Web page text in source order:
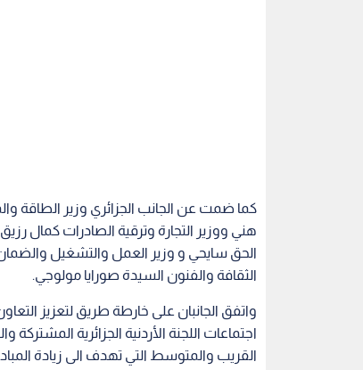
كما ضمت عن الجانب الجزائري وزير الطاقة
هني ووزير التجارة وترقية الصادرات كمال
الحق سايحي و وزير العمل والتشغيل
الثقافة والفنون السيدة صورايا مولوجي.
اجتماعات اللجنة الأردنية الجزائرية
القريب والمتوسط التي تهدف الى زيادة